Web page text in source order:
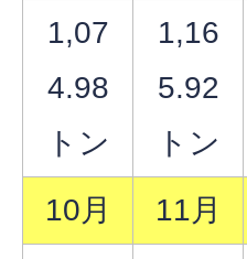
1,07
4.98
トン
1,16
5.92
トン
10月
11月